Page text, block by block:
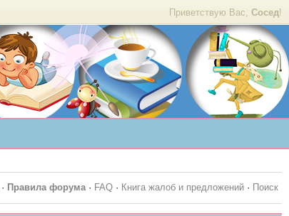
Приветствую Вас, Сосед!
· Правила форума· FAQ · Книга жалоб и предложений · Поиск